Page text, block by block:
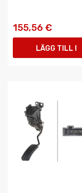
155,56 €
LÄGG TILL I